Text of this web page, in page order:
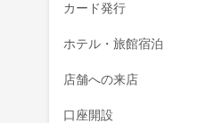
カード発行
ホテル・旅館宿泊
店舗への来店
口座開設